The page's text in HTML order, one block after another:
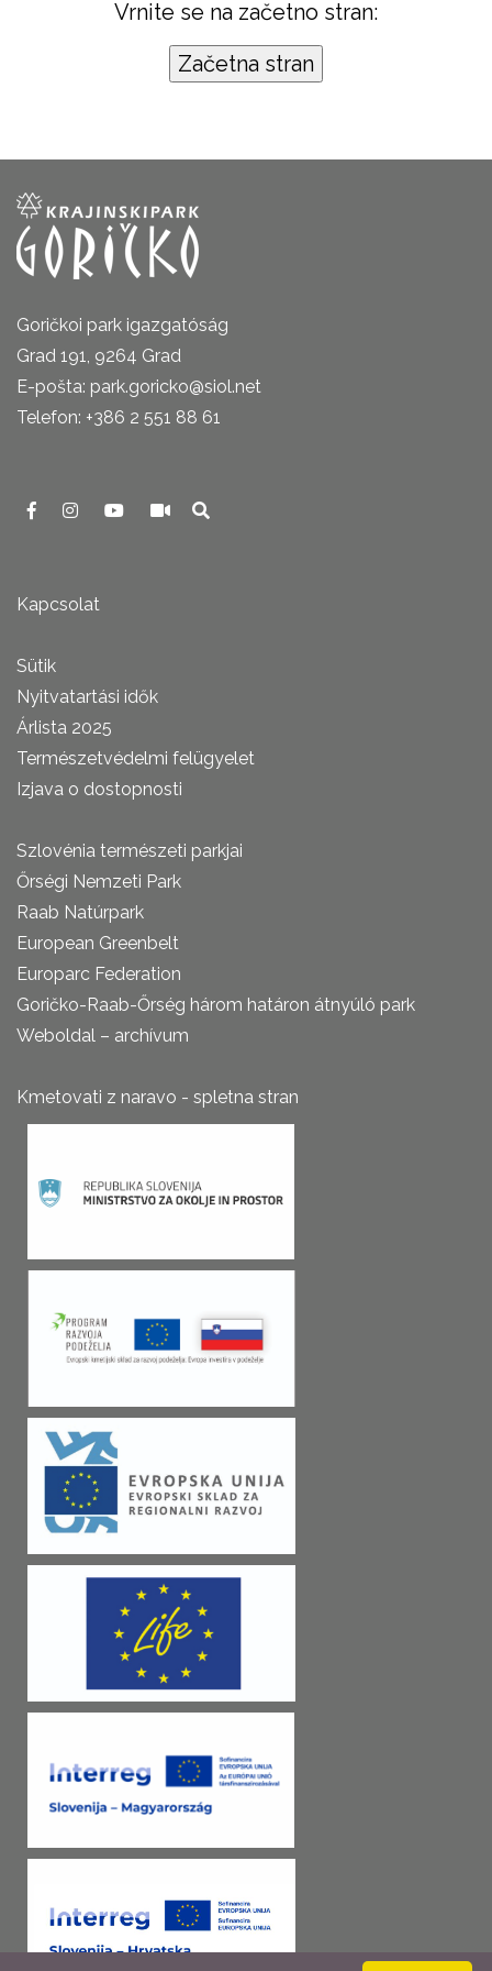
Vrnite se na začetno stran:
Goričkoi park igazgatóság
Grad 191, 9264 Grad
E-pošta: park.goricko@siol.net
Telefon: +386 2 551 88 61
Kapcsolat
Sütik
Nyitvatartási idők
Árlista 2025
Természetvédelmi felügyelet
Izjava o dostopnosti
Szlovénia természeti parkjai
Őrségi Nemzeti Park
Raab Natúrpark
European Greenbelt
Europarc Federation
Goričko-Raab-Őrség három határon átnyúló park
Weboldal – archívum
Kmetovati z naravo - spletna stran